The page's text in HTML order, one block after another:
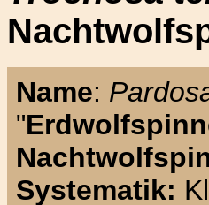
Name:
"
Systematik: